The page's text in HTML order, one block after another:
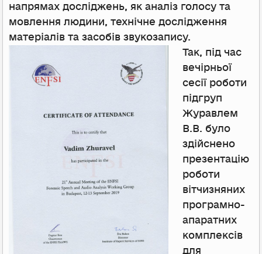
напрямах досліджень, як аналіз голосу та
мовлення людини, технічне дослідження
матеріалів та засобів звукозапису.
Так, під час
вечірньої
сесії роботи
підгруп
Журавлем
В.В. було
здійснено
презентацію
роботи
вітчизняних
програмно-
апаратних
комплексів
для